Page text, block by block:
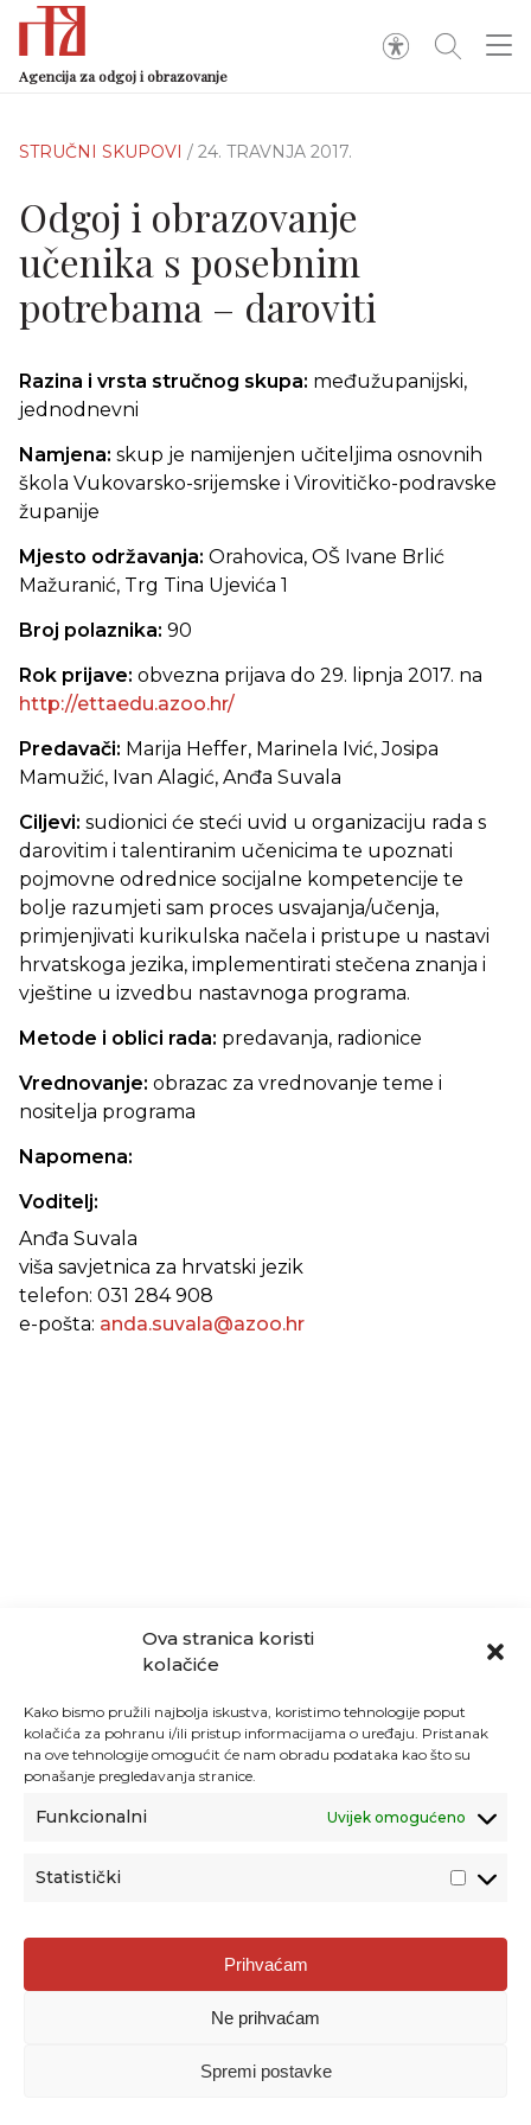
Ova stranica koristi
kolačiće
Kako bismo pružili najbolja iskustva, koristimo tehnologije poput
kolačića za pohranu i/ili pristup informacijama o uređaju. Pristanak
na ove tehnologije omogućit će nam obradu podataka kao što su
ponašanje pregledavanja stranice.
Funkcionalni Uvijek omogućeno
Statistički
Prihvaćam
Ne prihvaćam
Spremi postavke
Agencija za odgoj i obrazovanje
STRUČNI SKUPOVI / 24. TRAVNJA 2017.
Odgoj i obrazovanje
učenika s posebnim
potrebama – daroviti
Razina i vrsta stručnog skupa: međužupanijski,
jednodnevni
Namjena: skup je namijenjen učiteljima osnovnih
škola Vukovarsko-srijemske i Virovitičko-podravske
županije
Mjesto održavanja: Orahovica, OŠ Ivane Brlić
Mažuranić, Trg Tina Ujevića 1
Broj polaznika: 90
Rok prijave: obvezna prijava do 29. lipnja 2017. na
http://ettaedu.azoo.hr/
Predavači: Marija Heffer, Marinela Ivić, Josipa
Mamužić, Ivan Alagić, Anđa Suvala
Ciljevi: sudionici će steći uvid u organizaciju rada s
darovitim i talentiranim učenicima te upoznati
pojmovne odrednice socijalne kompetencije te
bolje razumjeti sam proces usvajanja/učenja,
primjenjivati kurikulska načela i pristupe u nastavi
hrvatskoga jezika, implementirati stečena znanja i
vještine u izvedbu nastavnoga programa.
Metode i oblici rada: predavanja, radionice
Vrednovanje: obrazac za vrednovanje teme i
nositelja programa
Napomena:
Voditelj:
Anđa Suvala
viša savjetnica za hrvatski jezik
telefon: 031 284 908
e-pošta: anda.suvala@azoo.hr
Agencija za odgoj i obrazovanje
Donje Svetice 38, 10000 Zagreb
1778129
Prenošenje sadržaja dopušteno je uz navođenje izvora.